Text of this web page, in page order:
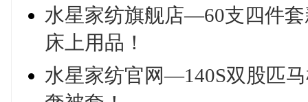
水星家纺旗舰店—60支四件
床上用品！
水星家纺官网—140S双股匹